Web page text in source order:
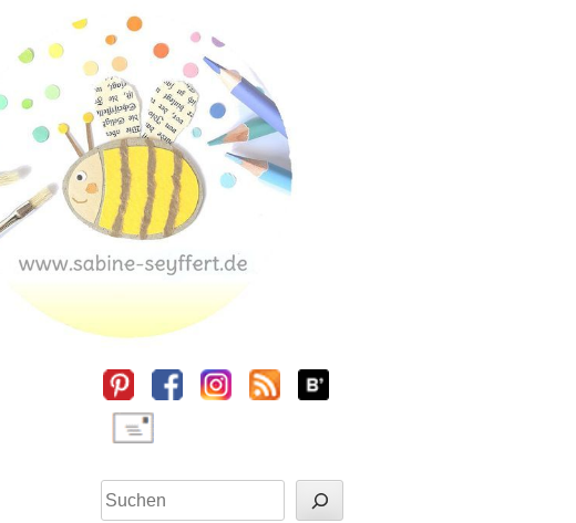
Sidebar
Suchen